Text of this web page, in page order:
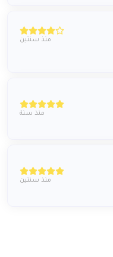
منذ سنتين
منذ سنة
منذ سنتين